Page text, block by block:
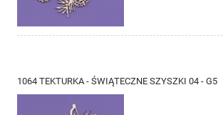
1064 TEKTURKA - ŚWIĄTECZNE SZYSZKI 04 - G5